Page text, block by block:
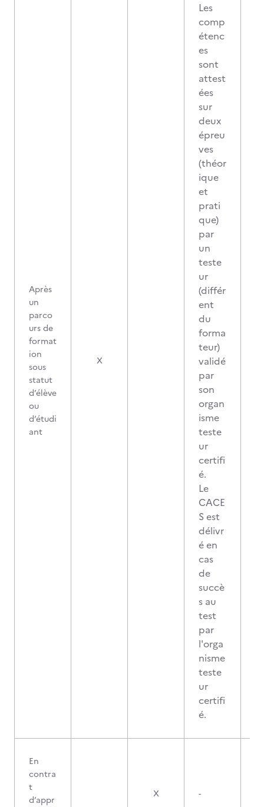
Après
un
parco
urs de
format
ion
sous
statut
d’élève
ou
d’étudi
ant
X
Les
comp
étenc
es
sont
attest
ées
sur
deux
épreu
ves
(théor
ique
et
prati
que)
par
un
teste
ur
(différ
ent
du
forma
teur)
validé
par
son
organ
isme
teste
ur
certifi
é.
Le
CACE
S est
délivr
é en
cas
de
succè
s au
test
par
l'orga
nisme
teste
ur
certifi
é.
En
contra
t
d’appr
X -